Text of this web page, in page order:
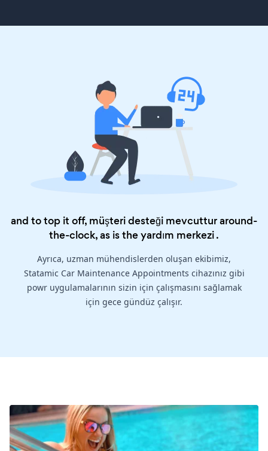
and to top it off, müşteri desteği mevcuttur around-
the-clock, as is theyardım merkezi.
Ayrıca, uzman mühendislerden oluşan ekibimiz,
Statamic Car Maintenance Appointments cihazınız gibi
powr uygulamalarının sizin için çalışmasını sağlamak
için gece gündüz çalışır.